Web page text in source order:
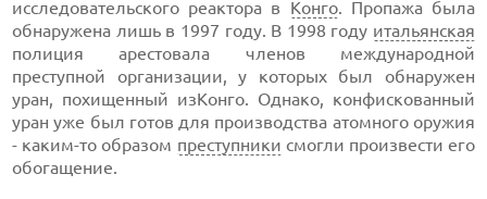
исследовательского реактора в Конго. Пропажа была
обнаружена лишь в 1997 году. В 1998 году итальянская
полиция арестовала членов международной
преступной организации, у которых был обнаружен
уран, похищенный изКонго. Однако, конфискованный
уран уже был готов для производства атомного оружия
- каким-то образом преступники смогли произвести его
обогащение.